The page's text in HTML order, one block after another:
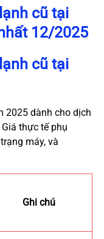
cũ tại
12/2025
cũtại
2025 dành cho dịch
thực tế phụ
máy, và
Ghi chú